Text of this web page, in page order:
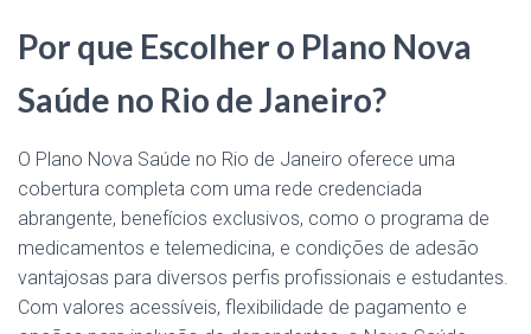
Por que Escolher o Plano Nova
Saúde no Rio de Janeiro?
O Plano Nova Saúde no Rio de Janeiro oferece uma
cobertura completa com uma rede credenciada
abrangente, benefícios exclusivos, como o programa de
medicamentos e telemedicina, e condições de adesão
vantajosas para diversos perfis profissionais e estudantes.
Com valores acessíveis, flexibilidade de pagamento e